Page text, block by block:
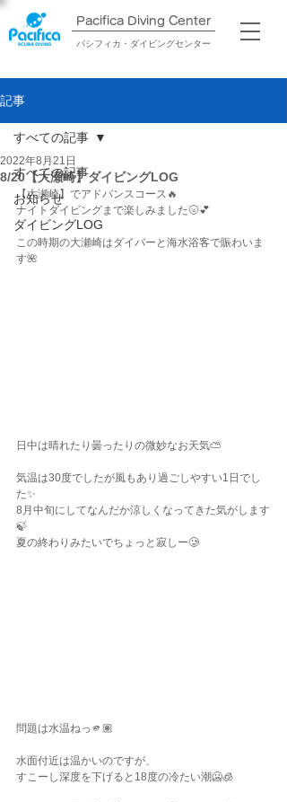
Pacifica Diving Center​
パシフィカ・ダイビングセンター
記事
すべての記事
お知らせ
ダイビングLOG
すべての記事
8/20【大瀬崎】ダイビングLOG
2022年8月21日
【大瀬崎】でアドバンスコース🔥
ナイトダイビングまで楽しみました🌝💕
この時期の大瀬崎はダイバーと海水浴客で賑わいま
す🌺
日中は晴れたり曇ったりの微妙なお天気⛅️
気温は30度でしたが風もあり過ごしやすい1日でし
た✨
8月中旬にしてなんだか涼しくなってきた気がします
🍃
夏の終わりみたいでちょっと寂しー🥲
問題は水温ねっ🫵🏽
水面付近は温かいのですが、
すこーし深度を下げると18度の冷たい潮🥶🧊